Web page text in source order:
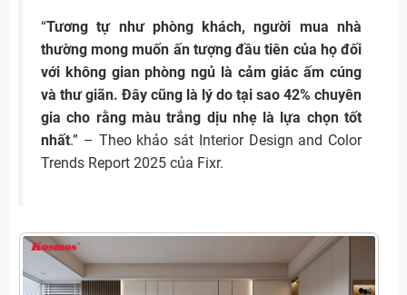
“Tương tự như phòng khách, người mua nhà
thường mong muốn ấn tượng đầu tiên của họ đối
với không gian phòng ngủ là cảm giác ấm cúng
và thư giãn. Đây cũng là lý do tại sao 42% chuyên
gia cho rằng màu trắng dịu nhẹ là lựa chọn tốt
nhất.” – Theo khảo sát Interior Design and Color
Trends Report 2025 của Fixr.